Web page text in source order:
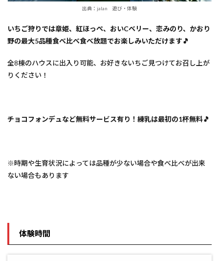
出典：jalan 遊び・体験
いちご狩りでは章姫、紅ほっぺ、おいCベリー、恋みのり、かおり
野の最大5品種食べ比べ食べ放題でお楽しみいただけます🎵
全8棟のハウスに出入り可能、お好きないちご見つけてお召し上が
りください！
チョコフォンデュなど無料サービス有り！練乳は最初の1杯無料🎵
※時期や生育状況によっては品種が少ない場合や食べ比べが出来
ない場合もあります
体験時間